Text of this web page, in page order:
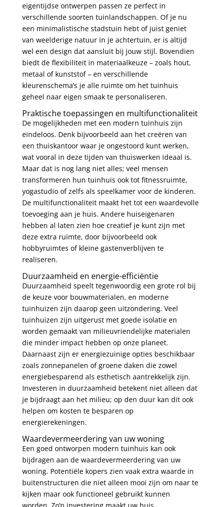
eigentijdse ontwerpen passen ze perfect in
verschillende soorten tuinlandschappen. Of je nu
een minimalistische stadstuin hebt of juist geniet
van weelderige natuur in je achtertuin, er is altijd
wel een design dat aansluit bij jouw stijl. Bovendien
biedt de flexibiliteit in materiaalkeuze – zoals hout,
metaal of kunststof – en verschillende
kleurenschema’s je alle ruimte om het tuinhuis
geheel naar eigen smaak te personaliseren.
Praktische toepassingen en multifunctionaliteit
De mogelijkheden met een modern tuinhuis zijn
eindeloos. Denk bijvoorbeeld aan het creëren van
een thuiskantoor waar je ongestoord kunt werken,
wat vooral in deze tijden van thuiswerken ideaal is.
Maar dat is nog lang niet alles; veel mensen
transformeren hun tuinhuis ook tot fitnessruimte,
yogastudio of zelfs als speelkamer voor de kinderen.
De multifunctionaliteit maakt het tot een waardevolle
toevoeging aan je huis. Andere huiseigenaren
hebben al laten zien hoe creatief je kunt zijn met
deze extra ruimte, door bijvoorbeeld ook
hobbyruimtes of kleine gastenverblijven te
realiseren.
Duurzaamheid en energie-efficiëntie
Duurzaamheid speelt tegenwoordig een grote rol bij
de keuze voor bouwmaterialen, en moderne
tuinhuizen zijn daarop geen uitzondering. Veel
tuinhuizen zijn uitgerust met goede isolatie en
worden gemaakt van milieuvriendelijke materialen
die minder impact hebben op onze planeet.
Daarnaast zijn er energiezuinige opties beschikbaar
zoals zonnepanelen of groene daken die zowel
energiebesparend als esthetisch aantrekkelijk zijn.
Investeren in duurzaamheid betekent niet alleen dat
je bijdraagt aan het milieu; op den duur kan dit ook
helpen om kosten te besparen op
energierekeningen.
Waardevermeerdering van uw woning
Een goed ontworpen modern tuinhuis kan ook
bijdragen aan de waardevermeerdering van uw
woning. Potentiële kopers zien vaak extra waarde in
buitenstructuren die niet alleen mooi zijn om naar te
kijken maar ook functioneel gebruikt kunnen